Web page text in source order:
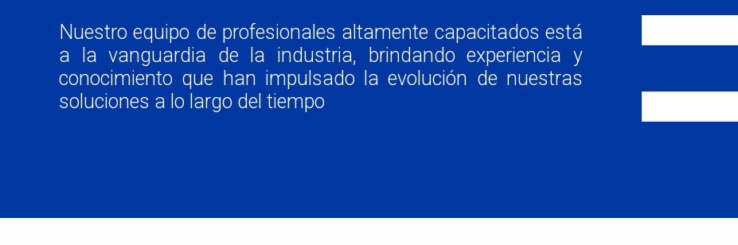
Nuestro equipo de profesionales altamente capacitados está
a la vanguardia de la industria, brindando experiencia y
conocimiento que han impulsado la evolución de nuestras
soluciones a lo largo del tiempo